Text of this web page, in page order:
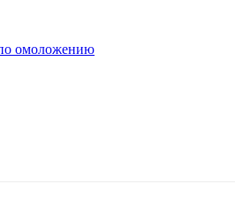
омоложению